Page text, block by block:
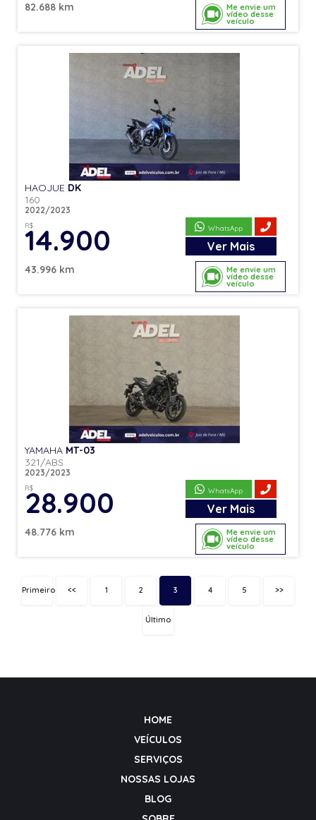
Me envie um
vídeo desse
veículo
82.688 km
Me envie um
vídeo desse
veículo
HAOJUE DK
160
2022/2023
R$
14.900 WhatsApp
Ver Mais
43.996 km
Me envie um
vídeo desse
veículo
YAMAHA MT-03
321/ABS
2023/2023
R$
28.900 WhatsApp
Ver Mais
48.776 km
Primeiro << 1 2 3 4 5 >>
Último
HOME
VEÍCULOS
SERVIÇOS
NOSSAS LOJAS
BLOG